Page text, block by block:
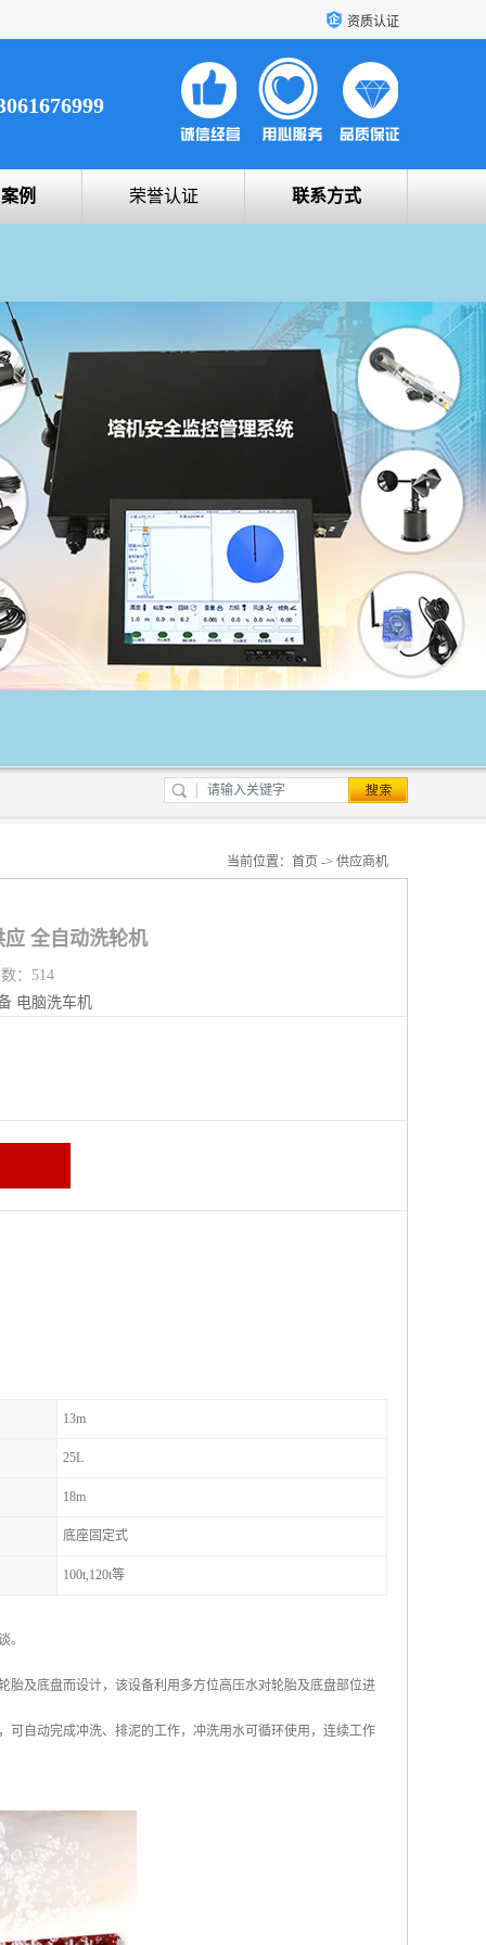
资质认证
例 荣誉认证 联系方式
当前位置： 首页 -> 供应商机
全自动洗轮机
：514
电脑洗车机
13m
25L
18m
底座固定式
100t,120t等
。
及底盘而设计，该设备利用多方位高压水对轮胎及底盘部位进
自动完成冲洗、排泥的工作，冲洗用水可循环使用，连续工作